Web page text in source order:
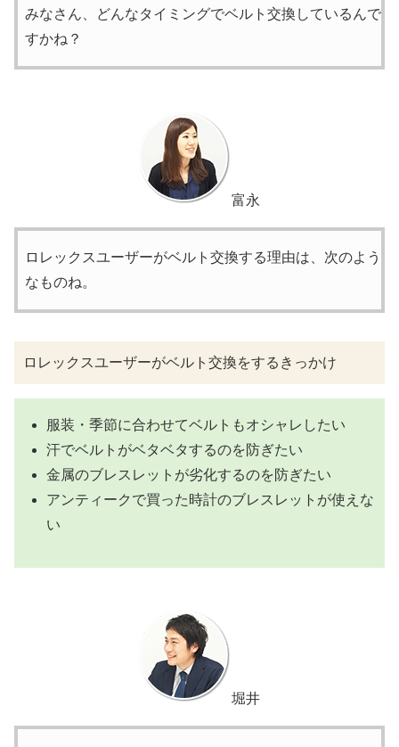
みなさん、どんなタイミングでベルト交換しているんで
すかね？
富永
ロレックスユーザーがベルト交換する理由は、次のよう
なものね。
ロレックスユーザーがベルト交換をするきっかけ
服装・季節に合わせてベルトもオシャレしたい
汗でベルトがベタベタするのを防ぎたい
金属のブレスレットが劣化するのを防ぎたい
アンティークで買った時計のブレスレットが使えな
い
堀井